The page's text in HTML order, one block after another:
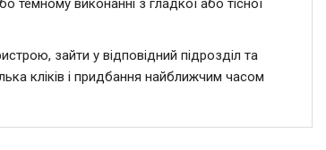
темному виконанні з гладкої або тісної
зайти у відповідний підрозділ та
кліків і придбання найближчим часом